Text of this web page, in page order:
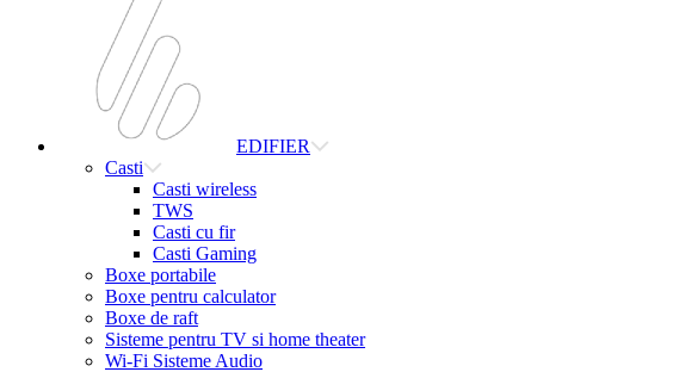
EDIFIER
Casti
Casti wireless
TWS
Casti cu fir
Casti Gaming
Boxe portabile
Boxe pentru calculator
Boxe de raft
Sisteme pentru TV si home theater
Wi-Fi Sisteme Audio